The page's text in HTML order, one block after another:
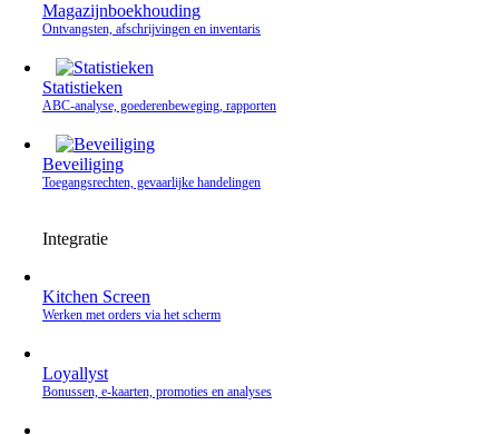
Magazijnboekhouding
Ontvangsten, afschrijvingen en inventaris
Statistieken
ABC-analyse, goederenbeweging, rapporten
Beveiliging
Toegangsrechten, gevaarlijke handelingen
Integratie
Kitchen Screen
Werken met orders via het scherm
Loyallyst
Bonussen, e‑kaarten, promoties en analyses